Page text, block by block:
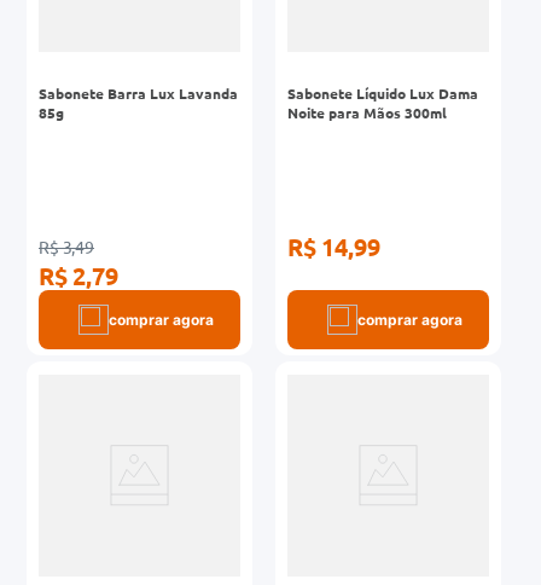
Sabonete Barra Lux Lavanda
85g
R$ 3,49
R$ 2,79
comprar agora
Sabonete Líquido Lux Dama
Noite para Mãos 300ml
R$ 14,99
comprar agora